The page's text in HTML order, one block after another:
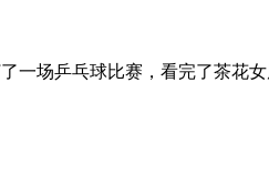
场乒乓球比赛，看完了茶花